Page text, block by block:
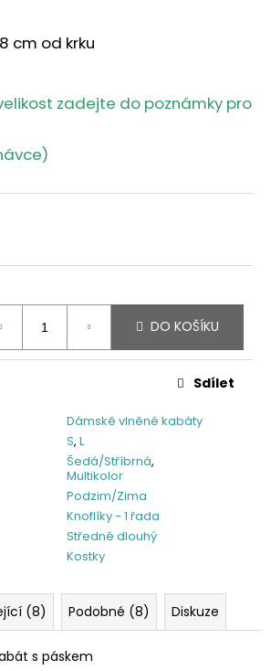
cm od krku
zadejte do poznámky pro
DO KOŠÍKU
Dámské vlněné kabáty
S, L
Šedá/Stříbrná,
Multikolor
Podzim/Zima
Knoflíky - 1 řada
Středně dlouhý
Kostky
Sdílet
(8) Podobné (8) Diskuze
s páskem